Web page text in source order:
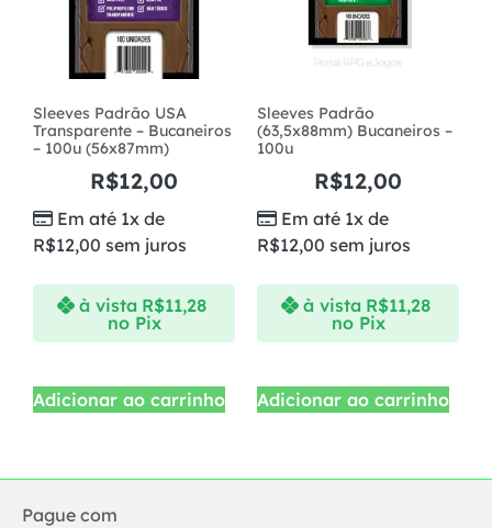
Sleeves Padrão USA
Transparente – Bucaneiros
– 100u (56x87mm)
R$12,00
Em até 1x de
R$12,00 sem juros
à vista R$11,28
no Pix
Adicionar ao carrinho
Sleeves Padrão
(63,5x88mm) Bucaneiros –
100u
R$12,00
Em até 1x de
R$12,00 sem juros
à vista R$11,28
no Pix
Adicionar ao carrinho
Pague com